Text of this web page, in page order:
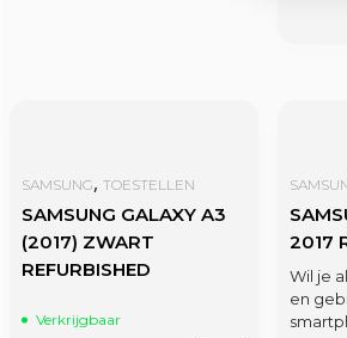
SAMSUNG, TOESTELLEN
SAMSUNG GALAXY A3
(2017) ZWART
REFURBISHED
Verkrijgbaar
2017
Wil je
en